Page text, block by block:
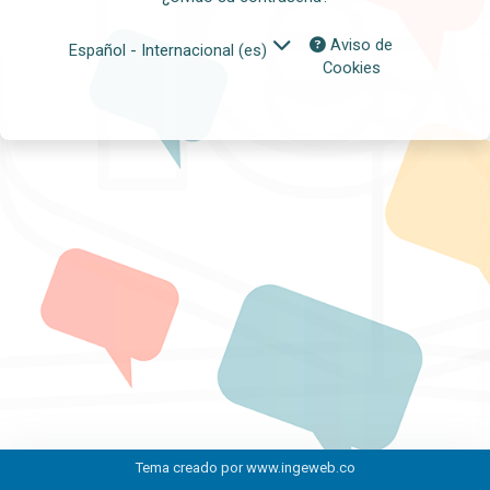
Español - Internacional ‎(es)‎
Aviso de
Cookies
Tema creado porwww.ingeweb.co